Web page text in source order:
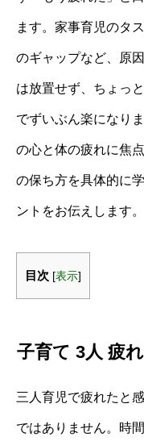
ます。家事育児のタ
のギャップなど、原
は放置せず、ちょっ
でずいぶん楽になり
の心と体の疲れに焦
の保ち方を具体的に
ントをお伝えします。
目次 [表示]
子育て 3人 疲
三人育児で疲れたと
ではありません。時